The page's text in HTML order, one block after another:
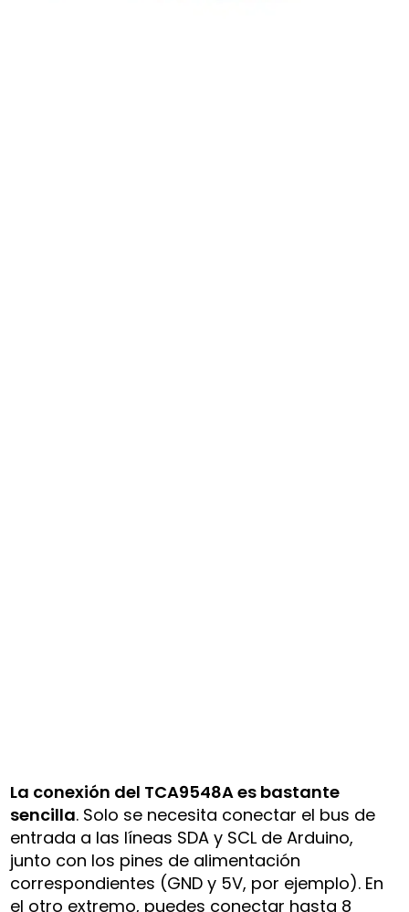
La conexión del TCA9548A es bastante
sencilla. Solo se necesita conectar el bus de
entrada a las líneas SDA y SCL de Arduino,
junto con los pines de alimentación
correspondientes (GND y 5V, por ejemplo). En
el otro extremo, puedes conectar hasta 8